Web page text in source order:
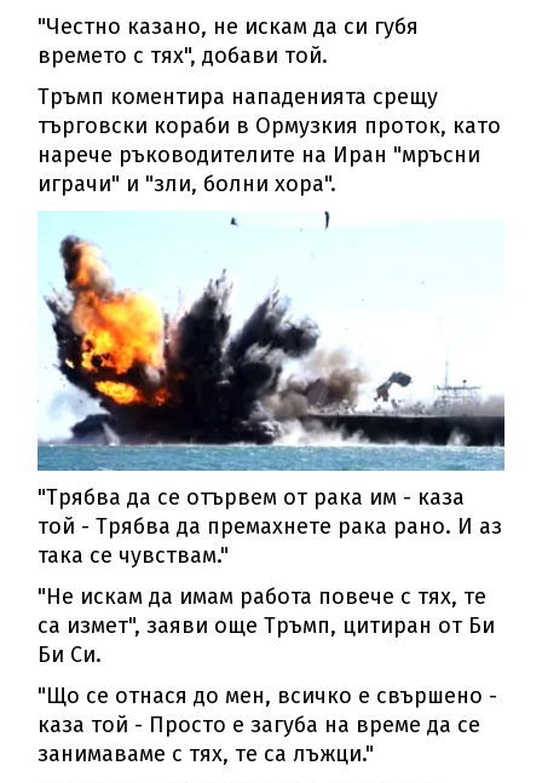
"Честно казано, не искам да си губя
времето с тях", добави той.
Тръмп коментира нападенията срещу
търговски кораби в Ормузкия проток, като
нарече ръководителите на Иран "мръсни
играчи" и "зли, болни хора".
"Трябва да се отървем от рака им - каза
той - Трябва да премахнете рака рано. И аз
така се чувствам."
"Не искам да имам работа повече с тях, те
са измет", заяви още Тръмп, цитиран от Би
Би Си.
"Що се отнася до мен, всичко е свършено -
каза той - Просто е загуба на време да се
занимаваме с тях, те са лъжци."